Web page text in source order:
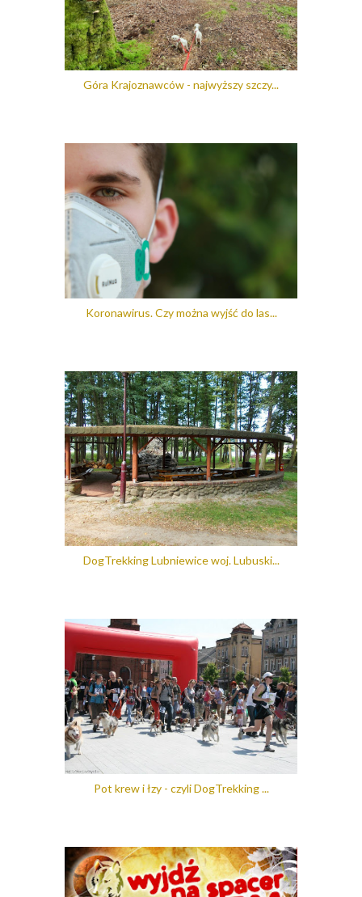
Góra Krajoznawców - najwyższy szczy...
Koronawirus. Czy można wyjść do las...
DogTrekking Lubniewice woj. Lubuski...
Pot krew i łzy - czyli DogTrekking ...